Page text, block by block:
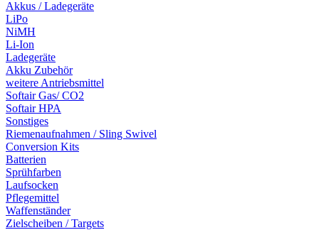
Akkus / Ladegeräte
LiPo
NiMH
Li-Ion
Ladegeräte
Akku Zubehör
weitere Antriebsmittel
Softair Gas/ CO2
Softair HPA
Sonstiges
Riemenaufnahmen / Sling Swivel
Conversion Kits
Batterien
Sprühfarben
Laufsocken
Pflegemittel
Waffenständer
Zielscheiben / Targets